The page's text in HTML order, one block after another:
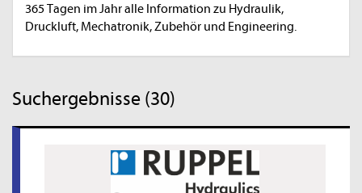
365 Tagen im Jahr alle Information zu Hydraulik,
Druckluft, Mechatronik, Zubehör und Engineering.
Suchergebnisse (30)